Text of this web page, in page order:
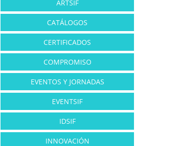
ARTSIF
CATÁLOGOS
CERTIFICADOS
COMPROMISO
EVENTOS Y JORNADAS
EVENTSIF
IDSIF
INNOVACIÓN